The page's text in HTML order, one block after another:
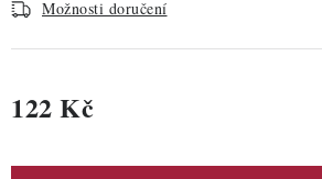
Možnosti doručení
122 Kč